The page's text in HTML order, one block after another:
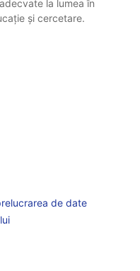
la lumea în
și cercetare.
de date